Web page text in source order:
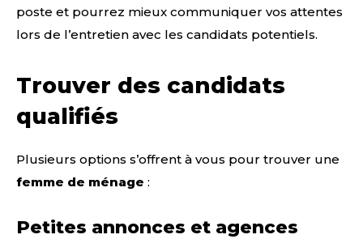
poste et pourrez mieux communiquer vos attentes
lors de l’entretien avec les candidats potentiels.
Trouver des candidats
qualifiés
Plusieurs options s’offrent à vous pour trouver une
femme de ménage :
Petites annonces et agences